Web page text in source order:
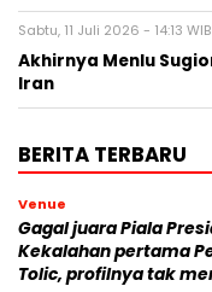
Sabtu, 11 Juli 2026 - 14:13 WIB
Akhirnya Menlu
Iran
BERITA TERBARU
Venue
Gagal juara Piala
Kekalahan pertama
Tolic, profilnya tak